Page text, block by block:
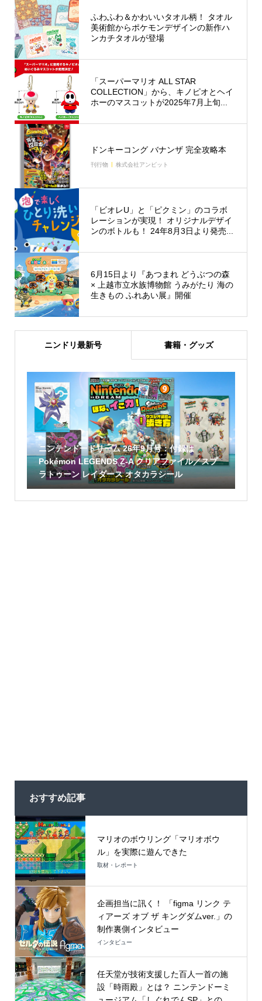
ふわふわ＆かわいいタオル柄！ タオル
美術館からポケモンデザインの新作ハ
ンカチタオルが登場
「スーパーマリオ ALL STAR
COLLECTION」から、キノピオとヘイ
ホーのマスコットが2025年7月上旬...
ドンキーコング バナンザ 完全攻略本
刊行物 株式会社アンビット
「ビオレU」と「ピクミン」のコラボ
レーションが実現！ オリジナルデザイ
ンのボトルも！ 24年8月3日より発売...
6月15日より『あつまれ どうぶつの森
× 上越市立水族博物館 うみがたり 海の
生きもの ふれあい展』開催
ニンドリ最新号 書籍・グッズ
ニンテンドードリーム 26年9月号：付録は
Pokémon LEGENDS Z-A クリアファイル／スプ
ラトゥーン レイダース オタカラシール
おすすめ記事
マリオのボウリング「マリオボウ
ル」を実際に遊んできた
取材・レポート
企画担当に訊く！ 「figma リンク テ
ィアーズ オブ ザ キングダムver.」の
制作裏側インタビュー
インタビュー
任天堂が技術支援した百人一首の施
設「時雨殿」とは？ ニンテンドーミ